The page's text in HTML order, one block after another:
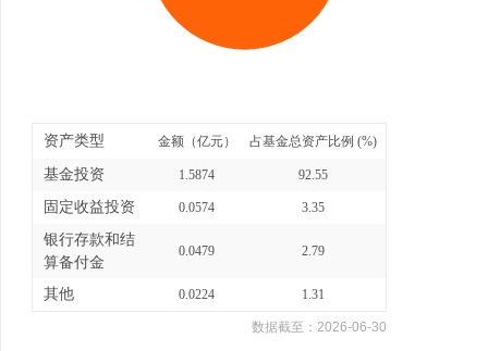
资产类型 金额（亿元） 占基金总资产比例 (%)
基金投资 1.5874 92.55
固定收益投资 0.0574 3.35
银行存款和结
算备付金
0.0479 2.79
其他 0.0224 1.31
数据截至： 2026-06-30